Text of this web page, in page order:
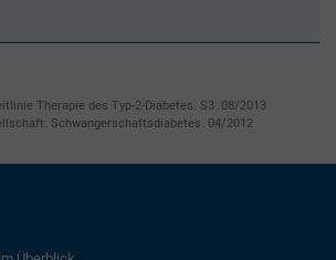
Therapie des Typ-2-Diabetes. S3. 08/2013
Schwangerschaftsdiabetes. 04/2012